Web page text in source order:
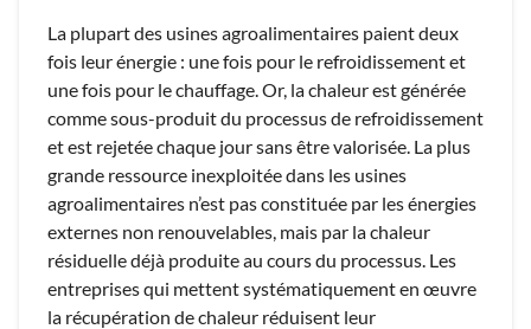
La plupart des usines agroalimentaires paient deux
fois leur énergie : une fois pour le refroidissement et
une fois pour le chauffage. Or, la chaleur est générée
comme sous-produit du processus de refroidissement
et est rejetée chaque jour sans être valorisée. La plus
grande ressource inexploitée dans les usines
agroalimentaires n’est pas constituée par les énergies
externes non renouvelables, mais par la chaleur
résiduelle déjà produite au cours du processus. Les
entreprises qui mettent systématiquement en œuvre
la récupération de chaleur réduisent leur